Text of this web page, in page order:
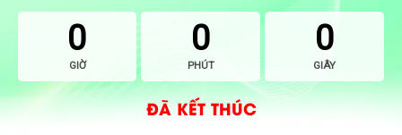
0
GIỜ
0
PHÚT
0
GIÂY
ĐÃ KẾT THÚC